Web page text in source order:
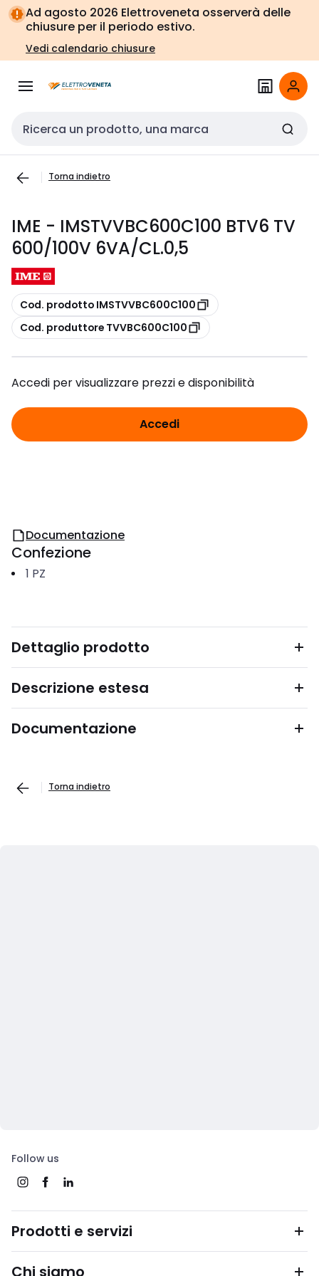
Vai alla
navigazione
Vai
alla
pagina
Ad agosto 2026 Elettroveneta osserverà delle
chiusure per il periodo estivo.
Vedi calendario chiusure
Cerca input
Torna indietro
IME - IMSTVVBC600C100 BTV6 TV
600/100V 6VA/CL.0,5
copia
Cod. prodotto IMSTVVBC600C100
copia
Cod. produttore TVVBC600C100
Accedi per visualizzare prezzi e disponibilità
Accedi
Documentazione
Confezione
1 PZ
Dettaglio prodotto
Descrizione estesa
Documentazione
Torna indietro
Follow us
Prodotti e servizi
Chi siamo